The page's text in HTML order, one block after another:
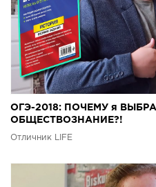
ОГЭ-2018: ПОЧЕМУ я
ОБЩЕСТВОЗНАНИЕ?!
Отличник LIFE